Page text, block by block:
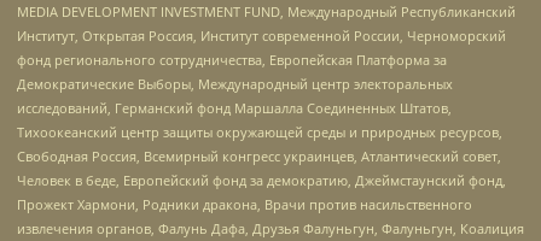
MEDIA DEVELOPMENT INVESTMENT FUND, Международный Республиканский
Институт, Открытая Россия, Институт современной России, Черноморский
фонд регионального сотрудничества, Европейская Платформа за
Демократические Выборы, Международный центр электоральных
исследований, Германский фонд Маршалла Соединенных Штатов,
Тихоокеанский центр защиты окружающей среды и природных ресурсов,
Свободная Россия, Всемирный конгресс украинцев, Атлантический совет,
Человек в беде, Европейский фонд за демократию, Джеймстаунский фонд,
Прожект Хармони, Родники дракона, Врачи против насильственного
извлечения органов, Фалунь Дафа, Друзья Фалуньгун, Фалуньгун, Коалиция